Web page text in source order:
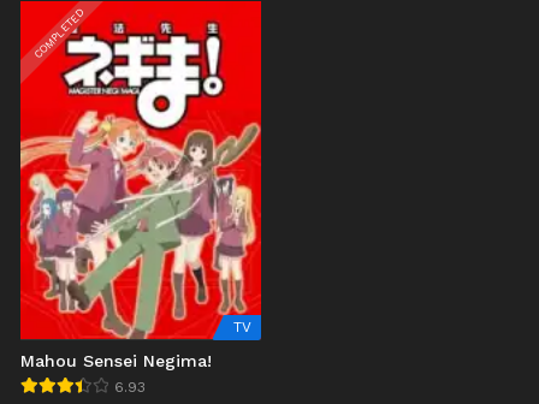
COMPLETED
TV
Mahou Sensei Negima!
6.93